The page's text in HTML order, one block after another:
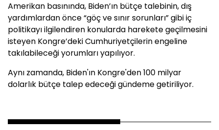
Amerikan basınında, Biden’ın bütçe talebinin, dış
yardımlardan önce “göç ve sınır sorunları” gibi iç
politikayı ilgilendiren konularda harekete geçilmesini
isteyen Kongre’deki Cumhuriyetçilerin engeline
takılabileceği yorumları yapılıyor.
Aynı zamanda, Biden'ın Kongre'den 100 milyar
dolarlık bütçe talep edeceği gündeme getiriliyor.